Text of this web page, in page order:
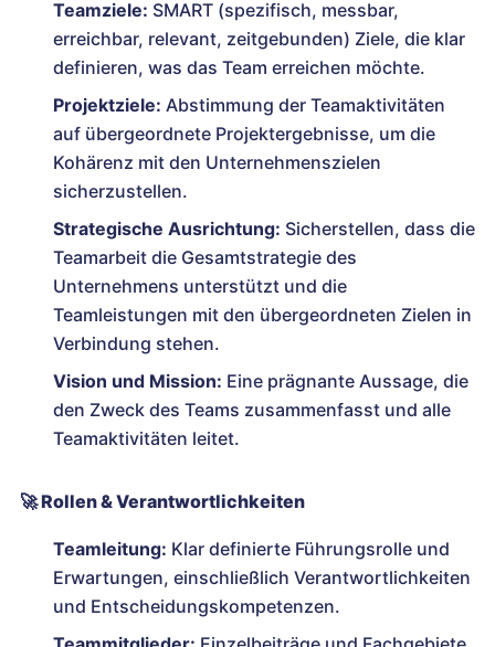
Teamziele: SMART (spezifisch, messbar,
erreichbar, relevant, zeitgebunden) Ziele, die klar
definieren, was das Team erreichen möchte.
Projektziele: Abstimmung der Teamaktivitäten
auf übergeordnete Projektergebnisse, um die
Kohärenz mit den Unternehmenszielen
sicherzustellen.
Strategische Ausrichtung: Sicherstellen, dass die
Teamarbeit die Gesamtstrategie des
Unternehmens unterstützt und die
Teamleistungen mit den übergeordneten Zielen in
Verbindung stehen.
Vision und Mission: Eine prägnante Aussage, die
den Zweck des Teams zusammenfasst und alle
Teamaktivitäten leitet.
🚀Rollen & Verantwortlichkeiten
Teamleitung: Klar definierte Führungsrolle und
Erwartungen, einschließlich Verantwortlichkeiten
und Entscheidungskompetenzen.